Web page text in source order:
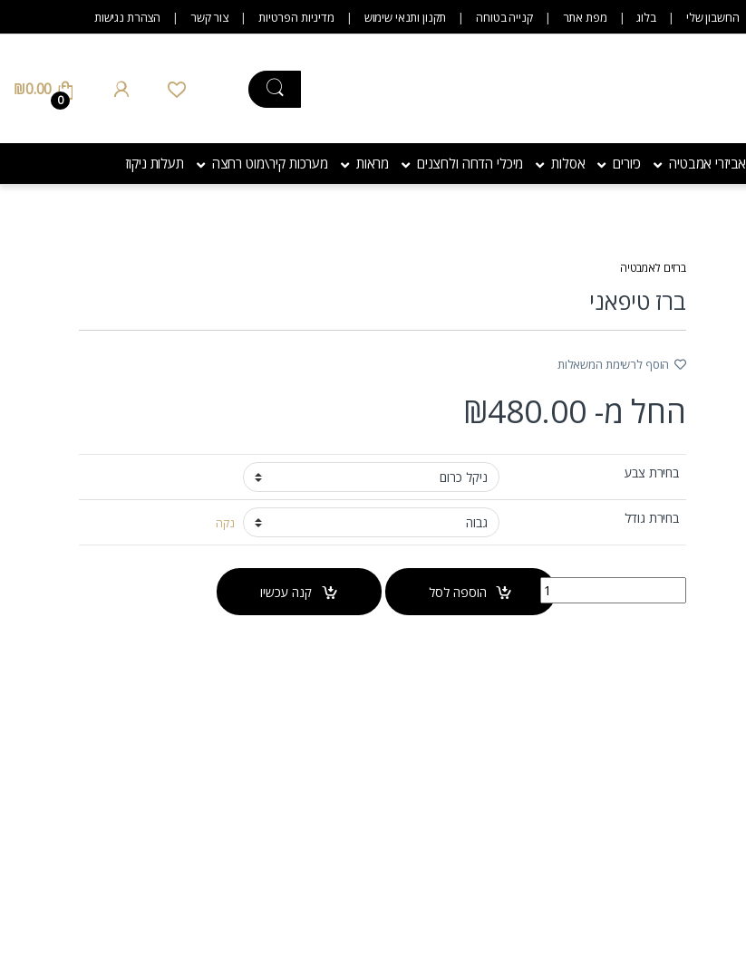
החשבון שלי בלוג מפת אתר קנייה בטוחה תקנון ותנאי שימוש מדיניות הפרטיות צור קשר הצהרת נגישות
0
₪0.00
אביזרי אמבטיה כיורים אסלות מיכלי הדחה ולחצנים מראות מערכות קיר\מוט רחצה תעלות ניקוז
ברזים לאמבטיה
ברז טיפאני
הוסף לרשימת המשאלות
החל מ- ₪480.00
בחירת צבע
בחירת גודל נקה
הוספה לסל קנה עכשיו